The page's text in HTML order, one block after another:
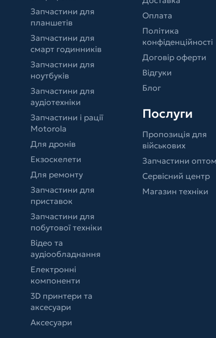
Запчастини для
планшетів
Запчастини для
смарт годинників
Запчастини для
ноутбуків
Запчастини для
аудіотехніки
Запчастини і рації
Motorola
Для дронів
Екзоскелети
Для ремонту
Запчастини для
приставок
Запчастини для
побутової техніки
Відео та
аудіообладнання
Електронні
компоненти
3D принтери та
аксесуари
Аксесуари
Оплата
Політика
конфіденційності
Договір оферти
Відгуки
Блог
Послуги
Пропозиція для
військових
Запчастини оптом
Сервісний центр
Магазин техніки